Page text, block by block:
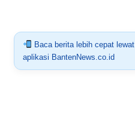
Baca berita lebih cepat lewat
aplikasi BantenNews.co.id